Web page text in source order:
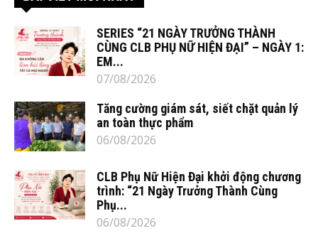
SERIES “21 NGÀY TRƯỞNG THÀNH
CÙNG CLB PHỤ NỮ HIỆN ĐẠI” – NGÀY 1:
EM...
07/08/2026
Tăng cường giám sát, siết chặt quản lý
an toàn thực phẩm
06/08/2026
CLB Phụ Nữ Hiện Đại khởi động chương
trình: “21 Ngày Trưởng Thành Cùng
Phụ...
06/08/2026